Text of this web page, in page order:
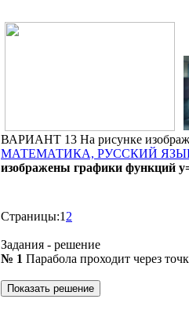
ВАРИАНТ 13 На рисунке
МАТЕМАТИКА, РУССКИЙ
изображены графики функций
Страницы:1 2
Задания - решение
№ 1 Парабола проходит через